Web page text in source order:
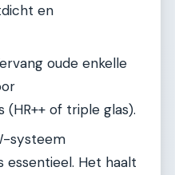
en
oude enkelle
of triple glas).
systeem
essentieel. Het haalt